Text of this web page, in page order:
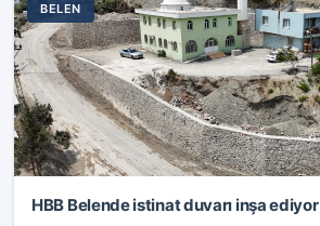
BELEN
HBB Belende istinat duvarı inşa ediyor